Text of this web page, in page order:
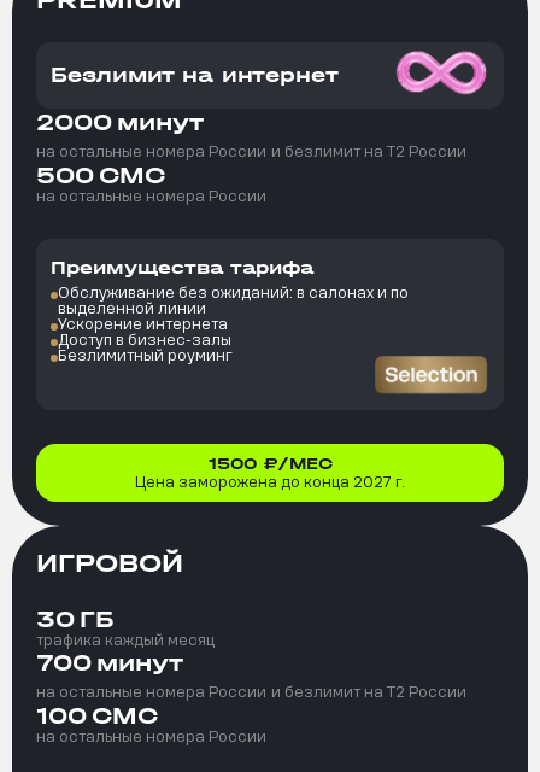
Безлимит на интернет
2000 минут
на остальные номера России и безлимит на T2 России
500 СМС
на остальные номера России
Преимущества тарифа
Обслуживание без ожиданий: в салонах и по
выделенной линии
Ускорение интернета
Доступ в бизнес-залы
Безлимитный роуминг
1500 ₽/МЕС
Цена заморожена до конца 2027 г.
ИГРОВОЙ
30 ГБ
трафика каждый месяц
700 минут
на остальные номера России и безлимит на T2 России
100 СМС
на остальные номера России